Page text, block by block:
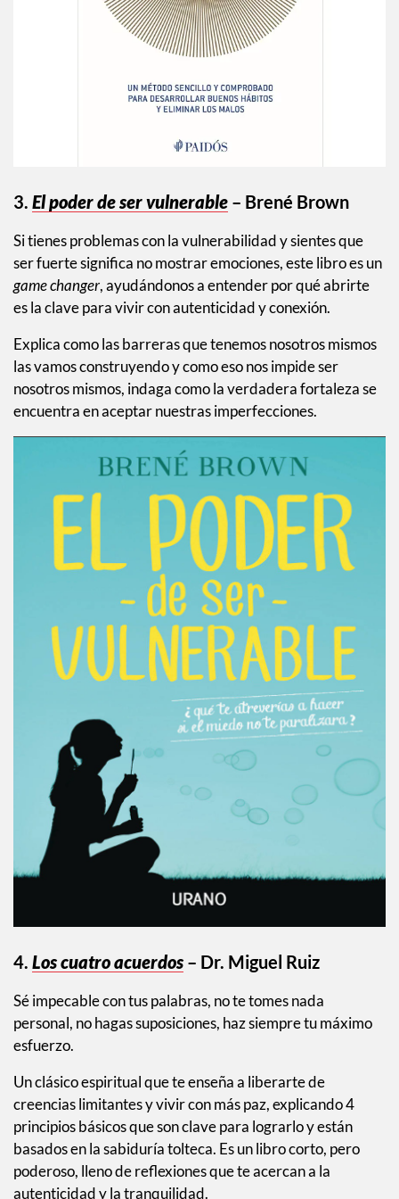
3. El poder de ser vulnerable – Brené Brown
Si tienes problemas con la vulnerabilidad y sientes que
ser fuerte significa no mostrar emociones, este libro es un
game changer, ayudándonos a entender por qué abrirte
es la clave para vivir con autenticidad y conexión.
Explica como las barreras que tenemos nosotros mismos
las vamos construyendo y como eso nos impide ser
nosotros mismos, indaga como la verdadera fortaleza se
encuentra en aceptar nuestras imperfecciones.
4. Los cuatro acuerdos – Dr. Miguel Ruiz
Sé impecable con tus palabras, no te tomes nada
personal, no hagas suposiciones, haz siempre tu máximo
esfuerzo.
Un clásico espiritual que te enseña a liberarte de
creencias limitantes y vivir con más paz, explicando 4
principios básicos que son clave para lograrlo y están
basados en la sabiduría tolteca. Es un libro corto, pero
poderoso, lleno de reflexiones que te acercan a la
autenticidad y la tranquilidad.